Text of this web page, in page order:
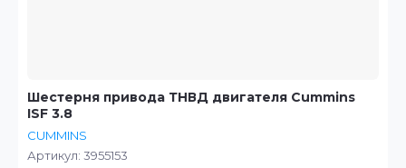
Шестерня привода ТНВД двигателя Cummins
ISF 3.8
CUMMINS
Артикул: 3955153